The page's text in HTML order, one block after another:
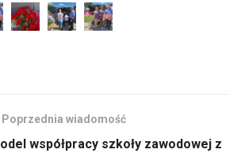
Poprzednia wiadomość
współpracy szkoły zawodowej z